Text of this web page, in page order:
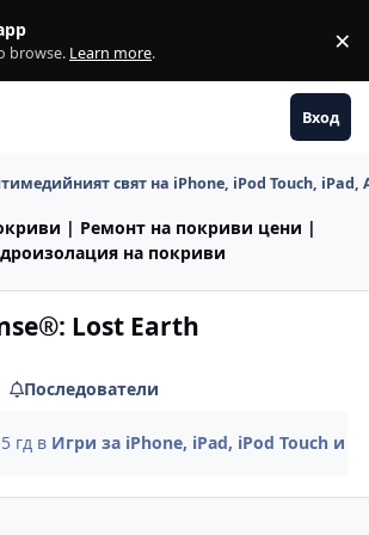
browse. Learn more. ×
Вход
свят на iPhone, iPod Touch, iPad,
| Ремонт на покриви цени |
на покриви
Lost Earth
Последователи
гд в Игри за iPhone, iPad, iPod Touch и